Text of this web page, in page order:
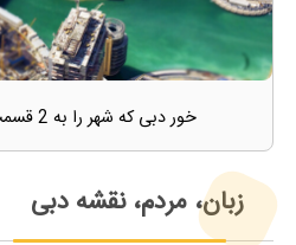
خور دبی که شهر را به 2 قسمت تقسیم کرده است
زبان، مردم، نقشه دبی